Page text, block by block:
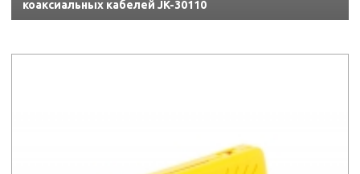
коаксиальных кабелей JK-30110